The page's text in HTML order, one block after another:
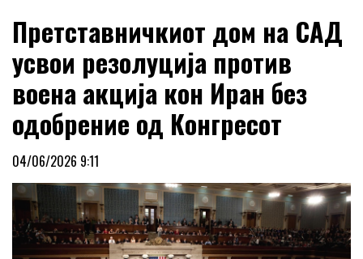
MKinformer
Претставничкиот дом на САД
усвои резолуција против
воена акција кон Иран без
одобрение од Конгресот
04/06/2026 9:11